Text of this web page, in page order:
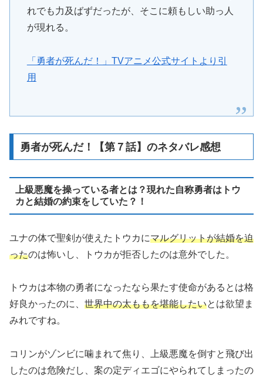
れでも力及ばずだったが、そこに頼もしい助っ人
が現れる。
「勇者が死んだ！」TVアニメ公式サイトより引
用
勇者が死んだ！【第７話】のネタバレ感想
上級悪魔を操っている者とは？現れた自称勇者はトウ
カと結婚の約束をしていた？！
ユナの体で聖剣が使えたトウカにマルグリットが結婚を迫
ったのは怖いし、トウカが拒否したのは意外でした。
トウカは本物の勇者になったなら果たす使命があるとは格
好良かったのに、 世界中の太ももを堪能したいとは欲望ま
みれですね。
コリンがゾンビに噛まれて焦り、上級悪魔を倒すと飛び出
したのは危険だし、案の定ディエゴにやられてしまったの